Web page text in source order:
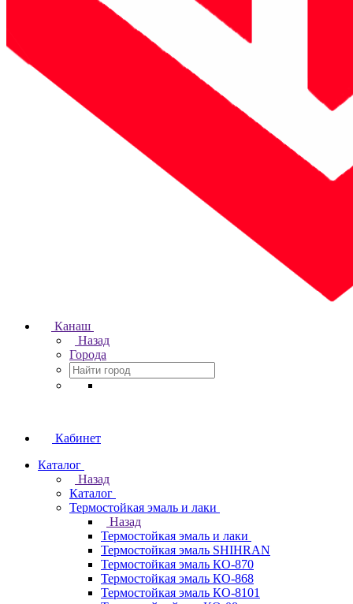
Канаш
Назад
Города
Кабинет
Каталог
Назад
Каталог
Термостойкая эмаль и лаки
Назад
Термостойкая эмаль и лаки
Термостойкая эмаль SHIHRAN
Термостойкая эмаль КО-870
Термостойкая эмаль КО-868
Термостойкая эмаль КО-8101